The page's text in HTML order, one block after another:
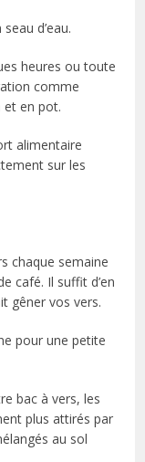
d’eau.
heures ou toute
comme
et en pot.
alimentaire
sur les
chaque semaine
café. Il suffit d’en
gêner vos vers.
pour une petite
bac à vers, les
plus attirés par
au sol